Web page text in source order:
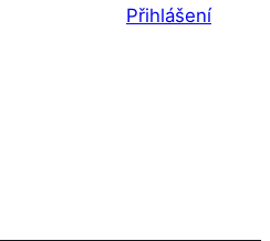
Přihlášení